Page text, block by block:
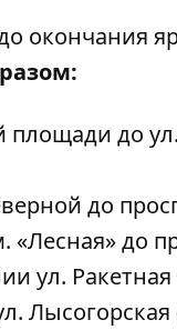
окончания
площади до
до
«Лесная» до
ул.